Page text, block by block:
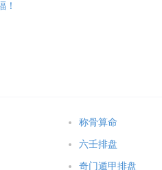
！
称骨算命
六壬排盘
奇门遁甲排盘